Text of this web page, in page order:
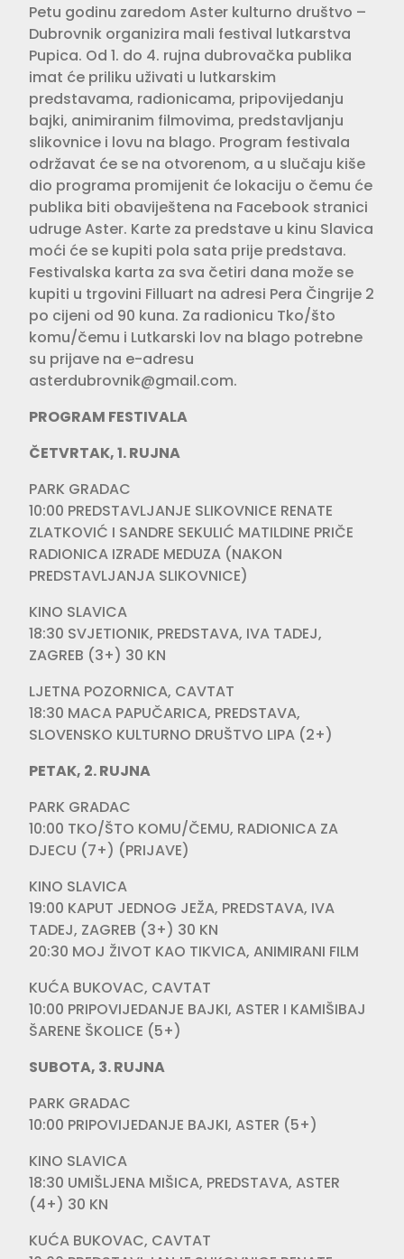
Petu godinu zaredom Aster kulturno društvo –
Dubrovnik organizira mali festival lutkarstva
Pupica. Od 1. do 4. rujna dubrovačka publika
imat će priliku uživati u lutkarskim
predstavama, radionicama, pripovijedanju
bajki, animiranim filmovima, predstavljanju
slikovnice i lovu na blago. Program festivala
održavat će se na otvorenom, a u slučaju kiše
dio programa promijenit će lokaciju o čemu će
publika biti obaviještena na Facebook stranici
udruge Aster. Karte za predstave u kinu Slavica
moći će se kupiti pola sata prije predstava.
Festivalska karta za sva četiri dana može se
kupiti u trgovini Filluart na adresi Pera Čingrije 2
po cijeni od 90 kuna. Za radionicu Tko/što
komu/čemu i Lutkarski lov na blago potrebne
su prijave na e-adresu
asterdubrovnik@gmail.com.
PROGRAM FESTIVALA
ČETVRTAK, 1. RUJNA
PARK GRADAC
10:00 PREDSTAVLJANJE SLIKOVNICE RENATE
ZLATKOVIĆ I SANDRE SEKULIĆ MATILDINE PRIČE
RADIONICA IZRADE MEDUZA (NAKON
PREDSTAVLJANJA SLIKOVNICE)
KINO SLAVICA
18:30 SVJETIONIK, PREDSTAVA, IVA TADEJ,
ZAGREB (3+) 30 KN
LJETNA POZORNICA, CAVTAT
18:30 MACA PAPUČARICA, PREDSTAVA,
SLOVENSKO KULTURNO DRUŠTVO LIPA (2+)
PETAK, 2. RUJNA
PARK GRADAC
10:00 TKO/ŠTO KOMU/ČEMU, RADIONICA ZA
DJECU (7+) (PRIJAVE)
KINO SLAVICA
19:00 KAPUT JEDNOG JEŽA, PREDSTAVA, IVA
TADEJ, ZAGREB (3+) 30 KN
20:30 MOJ ŽIVOT KAO TIKVICA, ANIMIRANI FILM
KUĆA BUKOVAC, CAVTAT
10:00 PRIPOVIJEDANJE BAJKI, ASTER I KAMIŠIBAJ
ŠARENE ŠKOLICE (5+)
SUBOTA, 3. RUJNA
PARK GRADAC
10:00 PRIPOVIJEDANJE BAJKI, ASTER (5+)
KINO SLAVICA
18:30 UMIŠLJENA MIŠICA, PREDSTAVA, ASTER
(4+) 30 KN
KUĆA BUKOVAC, CAVTAT